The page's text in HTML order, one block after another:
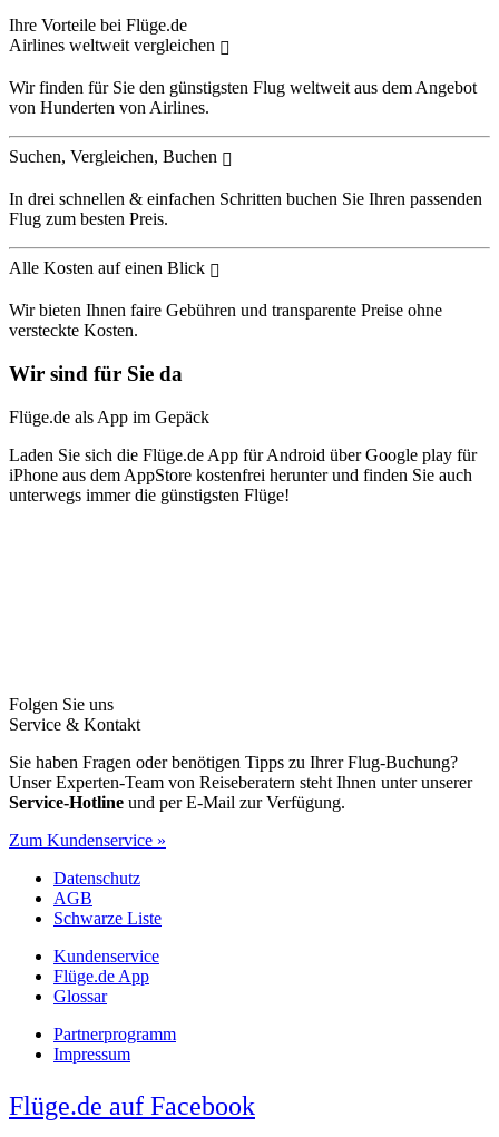
Ihre Vorteile bei Flüge.de
Airlines weltweit vergleichen
Wir finden für Sie den günstigsten Flug weltweit aus dem Angebot
von Hunderten von Airlines.
Suchen, Vergleichen, Buchen
In drei schnellen & einfachen Schritten buchen Sie Ihren passenden
Flug zum besten Preis.
Alle Kosten auf einen Blick
Wir bieten Ihnen faire Gebühren und transparente Preise ohne
versteckte Kosten.
Wir sind für Sie da
Flüge.de als App im Gepäck
Laden Sie sich die Flüge.de App für Android über Google play für
iPhone aus dem AppStore kostenfrei herunter und finden Sie auch
unterwegs immer die günstigsten Flüge!
Folgen Sie uns
Service & Kontakt
Sie haben Fragen oder benötigen Tipps zu Ihrer Flug-Buchung?
Unser Experten-Team von Reiseberatern steht Ihnen unter unserer
Service-Hotline und per E-Mail zur Verfügung.
Zum Kundenservice »
Datenschutz
AGB
Schwarze Liste
Kundenservice
Flüge.de App
Glossar
Partnerprogramm
Impressum
Flüge.de auf Facebook